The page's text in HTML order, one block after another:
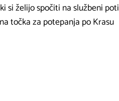
si želijo spočiti na službeni poti
točka za potepanja po Krasu